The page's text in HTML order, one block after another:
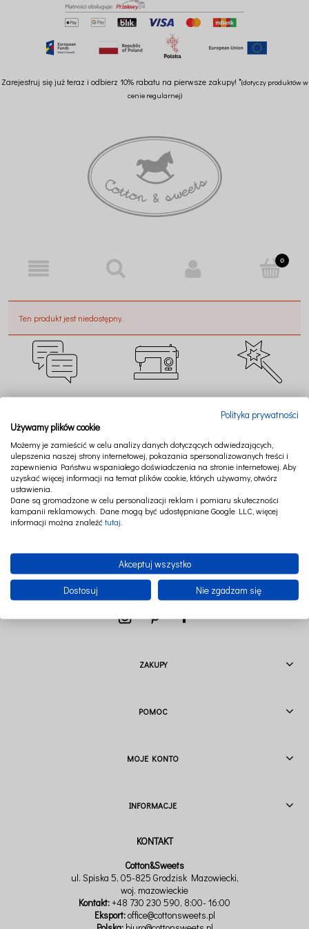
Zarejestruj się już teraz i odbierz 10% rabatu na pierwsze zakupy! *(dotyczy produktów w
cenie regularnej)
Ten produkt jest niedostępny.
BEZPIECZNE
PŁATNOŚCI
RATY LUB PAYPO NAJWYŻSZA JAKOŚĆ
ZAKUPY
POMOC
MOJE KONTO
INFORMACJE
Cotton&Sweets
ul. Spiska 5, 05-825 Grodzisk Mazowiecki,
woj. mazowieckie
Kontakt:+48 730 230 590, 8:00- 16:00
Eksport:office@cottonsweets.pl
Polityka prywatności
Używamy plików cookie
Możemy je zamieścić w celu analizy danych dotyczących odwiedzających,
ulepszenia naszej strony internetowej, pokazania spersonalizowanych treści i
zapewnienia Państwu wspaniałego doświadczenia na stronie internetowej. Aby
uzyskać więcej informacji na temat plików cookie, których używamy, otwórz
ustawienia.
Dane są gromadzone w celu personalizacji reklam i pomiaru skuteczności
kampanii reklamowych. Dane mogą być udostępniane Google LLC, więcej
informacji można znaleźć tutaj
Akceptuj wszystko
Dostosuj Nie zgadzam się